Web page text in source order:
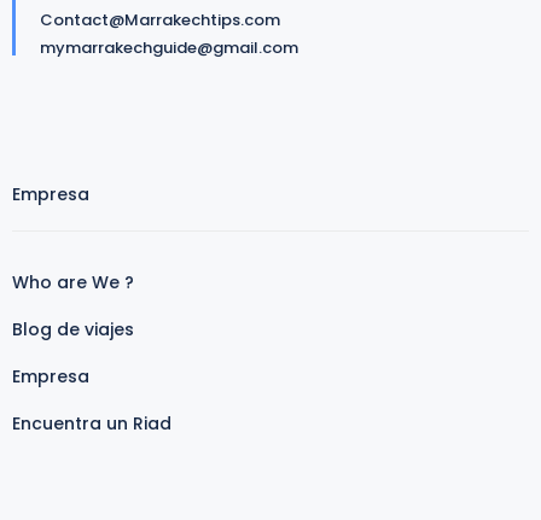
Contact@Marrakechtips.com
mymarrakechguide@gmail.com
Empresa
Who are We ?
Blog de viajes
Empresa
Encuentra un Riad